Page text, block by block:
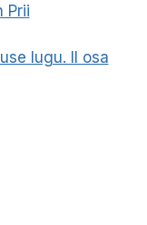
Prii
lugu. II osa